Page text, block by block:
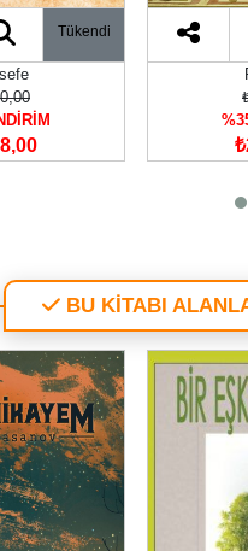
Tükendi
BU KİTABI